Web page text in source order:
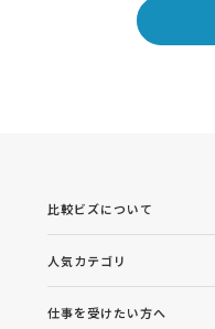
比較ビズについて
人気カテゴリ
仕事を受けたい方へ